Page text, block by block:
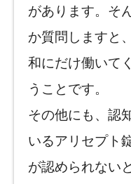
があります。そ
か質問しますと
和にだけ働いて
うことです。
その他にも、認
いるアリセプト
が認められない